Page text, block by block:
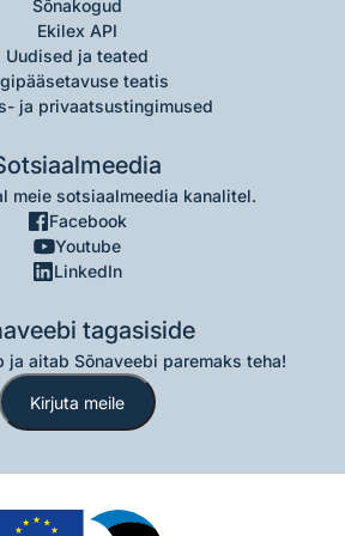
Sõnakogud
Ekilex API
Uudised ja teated
teatis
ja privaatsustingimused
meie sotsiaalmeedia kanalitel.
Facebook
Youtube
LinkedIn
tagasiside
ja aitab Sõnaveebi paremaks teha!
Kirjuta meile